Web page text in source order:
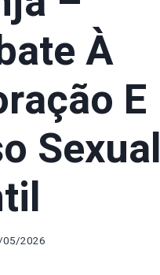
À
E
Sexual
2026